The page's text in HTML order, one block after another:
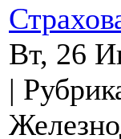
Вт, 26
|